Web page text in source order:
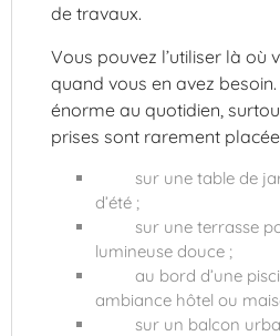
de travaux.
Vous pouvez l’utiliser là où
quand vous en avez
énorme au quotidien,
prises sont rarement
sur une table de
d’été ;
sur une terrasse
lumineuse douce ;
au bord d’une
ambiance hôtel ou
sur un balcon